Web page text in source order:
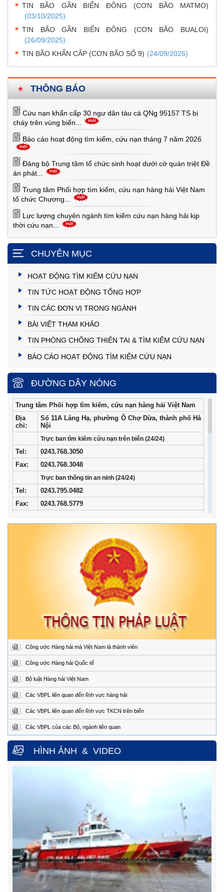
THÔNG BÁO
Cứu nạn khẩn cấp 30 ngư dân tàu cá QNg 95157 TS bị
cháy trên vùng biển...
Báo cáo hoạt động tìm kiếm, cứu nạn tháng 7 năm 2026
Đảng bộ Trung tâm tổ chức sinh hoạt dưới cờ quán triệt Đề
án phát...
Trung tâm Phối hợp tìm kiếm, cứu nạn hàng hải Việt Nam
tổ chức Chương...
Lực lượng chuyên ngành tìm kiếm cứu nạn hàng hải kịp
thời cứu nạn...
CHUYÊN MỤC
HOẠT ĐỘNG TÌM KIẾM CỨU NẠN
TIN TỨC HOẠT ĐỘNG TỔNG HỢP
TIN CÁC ĐƠN VỊ TRONG NGÀNH
BÀI VIẾT THAM KHẢO
TIN PHÒNG CHỐNG THIÊN TAI & TÌM KIẾM CỨU NẠN
BÁO CÁO HOẠT ĐỘNG TÌM KIẾM CỨU NẠN
ĐƯỜNG DÂY NÓNG
Trung tâm Phối hợp tìm kiếm, cứu nạn hàng hải Việt Nam
Địa
chỉ:
Số 11A Láng Hạ, phường Ô Chợ Dừa, thành phố Hà
Nội
Trực ban tìm kiếm cứu nạn trên biển (24/24)
Tel:
0243.768.3050
Fax:
0243.768.3048
Trực ban thông tin an ninh (24/24)
Tel:
0243.795.0482
Fax:
0243.768.5779
02253.759.508 (24/24h)
02253.759.507
Trung tâm Phối hợp tìm kiếm, cứu nạn hàng hải khu vực II
Đường Hoàng Sa, Phường Sơn Trà, thành phố Đà
02363.924.957 (24/24h)
Trung tâm Phối hợp tìm kiếm, cứu nạn hàng hải khu vực III
Địa
chỉ:
1151/45 Đường 30 tháng 4, Phường Phước Thắng,
thành phố Hồ Chí Minh.
Điện
thoại:
0254.3850.950 (24/24h)
Fax:
0254.3810.353
Trung tâm Phối hợp tìm kiếm, cứu nạn hàng hải khu vực IV
Địa
chỉ
Số 65, đường Nguyễn Văn Linh, phường Nam Nha
Trang, tỉnh Khánh Hòa.
Điện
0258.3880.373(24/24h)
Công ước Hàng hải mà Việt Nam là thành viên
Công ước Hàng hải Quốc tế
Bộ luật Hàng hải Việt Nam
Các VBPL liên quan đến lĩnh vực hàng hải
Các VBPL liên quan đến lĩnh vực TKCN trên biển
Các VBPL của các Bộ, ngành liên quan
HÌNH ẢNH & VIDEO
TIN BÃO GẦN BIỂN ĐÔNG (CƠN BÃO MATMO)
(03/10/2025)
TIN BÃO GẦN BIỂN ĐÔNG (CƠN BÃO BUALOI)
(26/09/2025)
TIN BÃO KHẨN CẤP (CƠN BÃO SỐ 9) (24/09/2025)